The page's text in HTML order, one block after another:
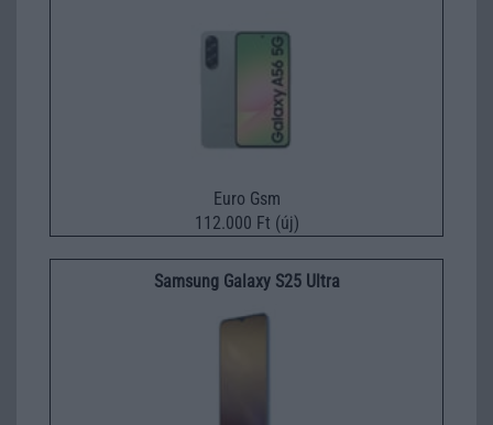
Euro Gsm
112.000 Ft (új)
Samsung Galaxy S25 Ultra